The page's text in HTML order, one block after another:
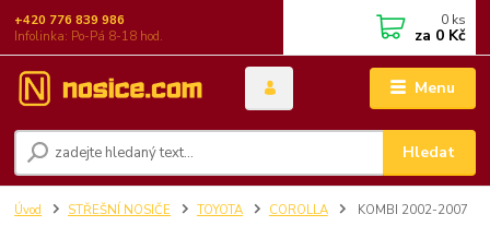
Menu
Hledat
+420 776 839 986
Infolinka: Po-Pá 8-18 hod.
0 ks
za 0 Kč
Úvod STŘEŠNÍ NOSIČE TOYOTA COROLLA KOMBI 2002-2007